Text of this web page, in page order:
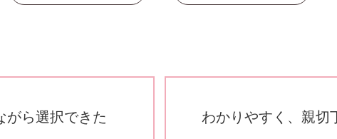
がら選択できた わかりやすく、親切